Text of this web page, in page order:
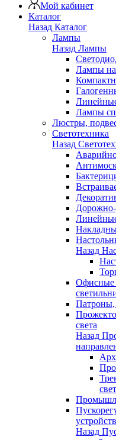
Мой кабинет
Каталог
Назад Каталог
Лампы
Назад Лампы
Лампы
Лампы
Люстры,
Светотехника
Назад
Назад
Офисные
Патроны,
света
Назад
Назад